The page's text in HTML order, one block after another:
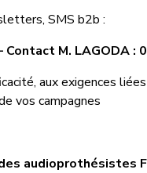
SMS b2b :
Contact M. LAGODA :
aux exigences
vos campagnes
audioprothésistes